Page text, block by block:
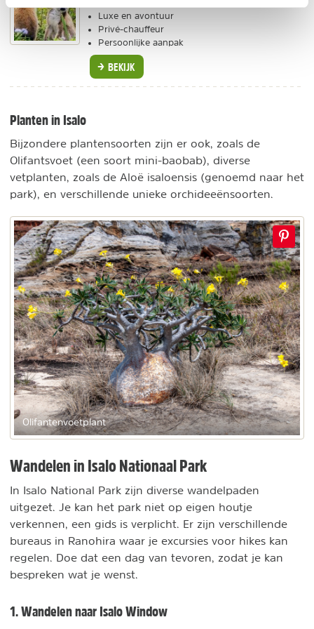
Luxe en avontuur
Privé-chauffeur
Persoonlijke aanpak
BEKIJK
Planten in Isalo
Bijzondere plantensoorten zijn er ook, zoals de
Olifantsvoet (een soort mini-baobab), diverse
vetplanten, zoals de Aloë isaloensis (genoemd naar het
park), en verschillende unieke orchideeënsoorten.
Olifantenvoetplant
Wandelen in Isalo Nationaal Park
In Isalo National Park zijn diverse wandelpaden
uitgezet. Je kan het park niet op eigen houtje
verkennen, een gids is verplicht. Er zijn verschillende
bureaus in Ranohira waar je excursies voor hikes kan
regelen. Doe dat een dag van tevoren, zodat je kan
bespreken wat je wenst.
1. Wandelen naar Isalo Window